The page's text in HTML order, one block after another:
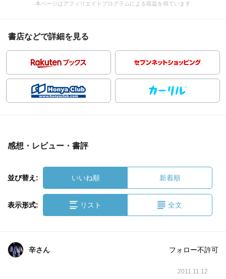
本ページはアフィリエイトプログラムによる収益を得ています
書店などで詳細を見る
感想・レビュー・書評
並び替え: いいね順 新着順
表示形式: リスト 全文
辛さん フォロー不許可
2011.11.12